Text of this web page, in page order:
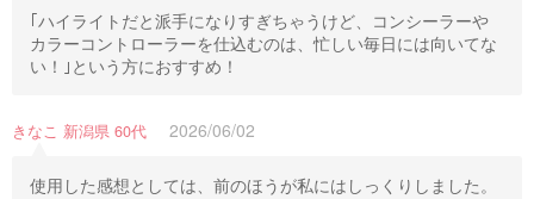
｢ハイライトだと派手になりすぎちゃうけど、コンシーラーや
カラーコントローラーを仕込むのは、忙しい毎日には向いてな
い！｣という方におすすめ！
きなこ 新潟県 60代 2026/06/02
使用した感想としては、前のほうが私にはしっくりしました。